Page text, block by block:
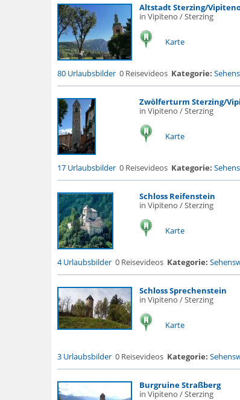
Altstadt Sterzing/
in Vipiteno / Sterzing
Karte
80 Urlaubsbilder 0 Reisevideos Kategorie:
Zwölferturm Sterzing/
in Vipiteno / Sterzing
Karte
17 Urlaubsbilder 0 Reisevideos Kategorie:
Schloss Reifenstein
in Vipiteno / Sterzing
Karte
4 Urlaubsbilder 0 Reisevideos Kategorie:
Schloss Sprechenstein
in Vipiteno / Sterzing
Karte
3 Urlaubsbilder 0 Reisevideos Kategorie:
Burgruine Straßberg
in Vipiteno / Sterzing